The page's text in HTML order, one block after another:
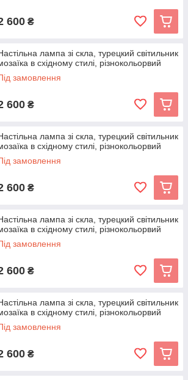
600 ₴
лампа зі скла, турецкий світильник
в східному стилі, різнокольорвий
замовлення
600 ₴
лампа зі скла, турецкий світильник
в східному стилі, різнокольорвий
замовлення
600 ₴
лампа зі скла, турецкий світильник
в східному стилі, різнокольорвий
замовлення
600 ₴
лампа зі скла, турецкий світильник
в східному стилі, різнокольорвий
замовлення
600 ₴